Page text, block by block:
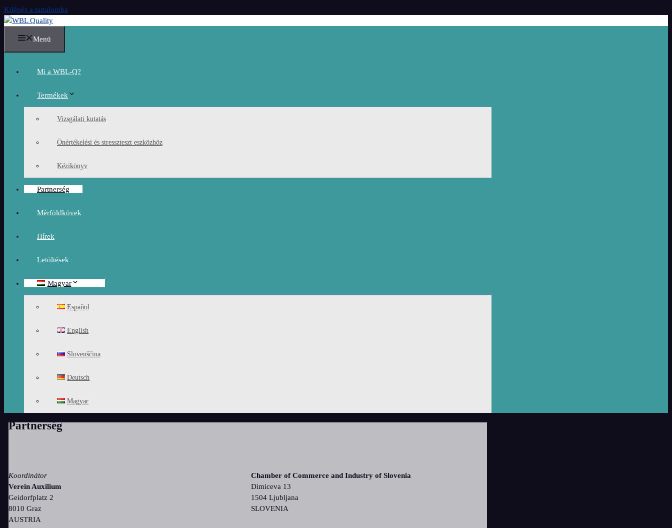
Kilépés a tartalomba
Menü
Mi a WBL-Q?
Termékek
Vizsgálati kutatás
Önértékelési és stresszteszt eszközhöz
Kézikönyv
Partnerség
Mérföldkövek
Hírek
Letöltések
Magyar
Español
English
Slovenščina
Deutsch
Magyar
Partnerség
Koordinátor
Verein Auxilium
Geidorfplatz 2
8010 Graz
AUSTRIA
Chamber of Commerce and Industry of Slovenia
Dimiceva 13
1504 Ljubljana
SLOVENIA